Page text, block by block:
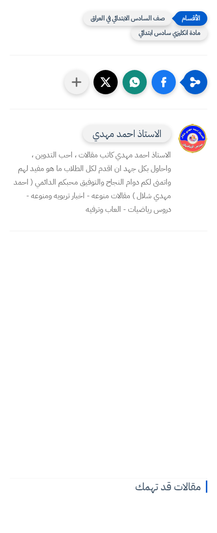
صف السادس الابتدائي في العراق
مادة انكليزي سادس ابتدائي
الاستاذ احمد مهدي
الاستاذ احمد مهدي كاتب مقالات ، احب التدوين ،
واحاول بكل جهد ان اقدم لكل الطلاب ما هو مفيد لهم
واتمنى لكم دوام النجاح والتوفيق محبكم الدائمي ( احمد
مهدي شلال ) مقالات منوعه - اخبار تربويه ومنوعه -
دروس رياضيات - العاب وترفيه
مقالات قد تهمك